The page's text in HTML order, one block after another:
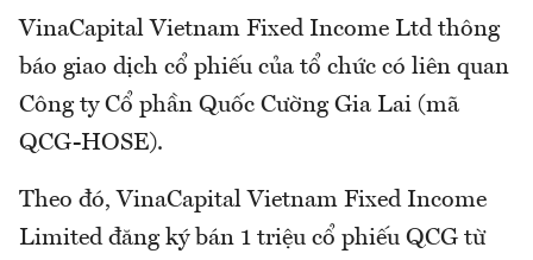
VinaCapital Vietnam Fixed Income Ltd thông
báo giao dịch cổ phiếu của tổ chức có liên quan
Công ty Cổ phần Quốc Cường Gia Lai (mã
QCG-HOSE).
Theo đó, VinaCapital Vietnam Fixed Income
Limited đăng ký bán 1 triệu cổ phiếu QCG từ